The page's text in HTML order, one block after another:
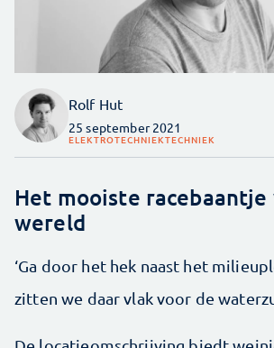
Rolf Hut
25 september 2021
ELEKTROTECHNIEKTECHNIEK
Het mooiste racebaantje
wereld
‘Ga door het hek naast het
zitten we daar vlak voor de